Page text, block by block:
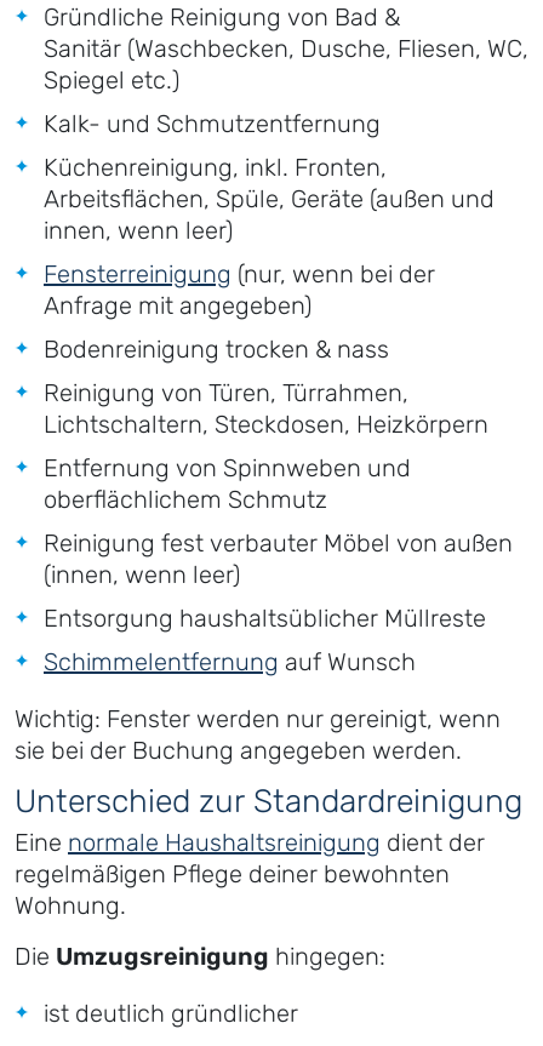
Gründliche Reinigung von Bad &
Sanitär (Waschbecken, Dusche, Fliesen, WC,
Spiegel etc.)
Kalk- und Schmutzentfernung
Küchenreinigung, inkl. Fronten,
Arbeitsflächen, Spüle, Geräte (außen und
innen, wenn leer)
Fensterreinigung (nur, wenn bei der
Anfrage mit angegeben)
Bodenreinigung trocken & nass
Reinigung von Türen, Türrahmen,
Lichtschaltern, Steckdosen, Heizkörpern
Entfernung von Spinnweben und
oberflächlichem Schmutz
Reinigung fest verbauter Möbel von außen
(innen, wenn leer)
Entsorgung haushaltsüblicher Müllreste
Schimmelentfernung auf Wunsch
Wichtig: Fenster werden nur gereinigt, wenn
sie bei der Buchung angegeben werden.
Unterschied zur Standardreinigung
Eine normale Haushaltsreinigung dient der
regelmäßigen Pflege deiner bewohnten
Wohnung.
Die Umzugsreinigung hingegen:
ist deutlich gründlicher